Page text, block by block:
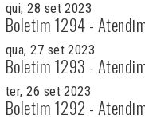
qui, 28 set 2023
Boletim 1294 -
qua, 27 set 2023
Boletim 1293 -
ter, 26 set 2023
Boletim 1292 -